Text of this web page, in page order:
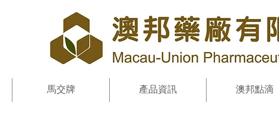
馬交牌 產品資訊 澳邦點滴